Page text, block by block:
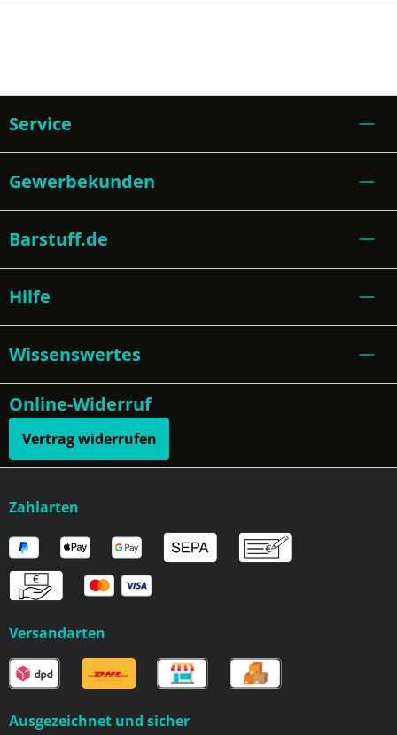
Service
Gewerbekunden
Barstuff.de
Hilfe
Wissenswertes
Online-Widerruf
Vertrag widerrufen
Zahlarten
Versandarten
Ausgezeichnet und sicher